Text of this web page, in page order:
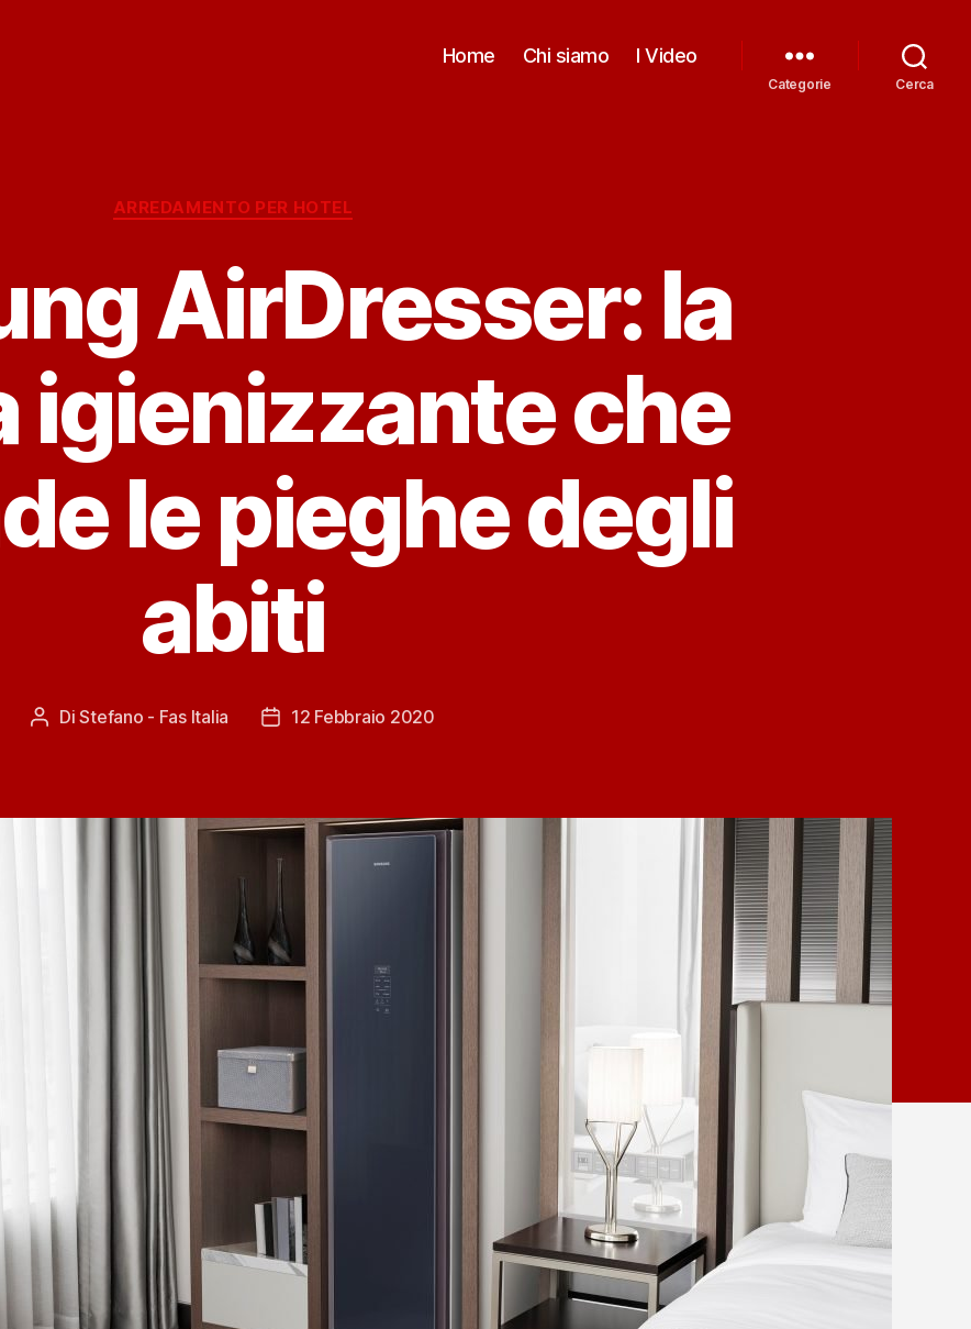
Home Chi siamo I Video
Categorie Cerca
Categorie
ARREDAMENTO PER HOTEL
AirDresser: la
igienizzante che
le pieghe degli
abiti
Autore
DiStefano - Fas Italia
Data12 Febbraio 2020